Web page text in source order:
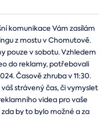
komunikace Vám zasílám
z mostu v Chomutově.
pouze v sobotu. Vzhledem
do reklamy, potřebovali
Časově zhruba v 11:30.
strávený čas, či vymyslet
videa pro vaše
by to bylo možné a za